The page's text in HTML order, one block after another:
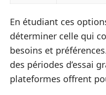
En étudiant ces
déterminer celle qui
besoins et
des périodes d’essai
plateformes offrent